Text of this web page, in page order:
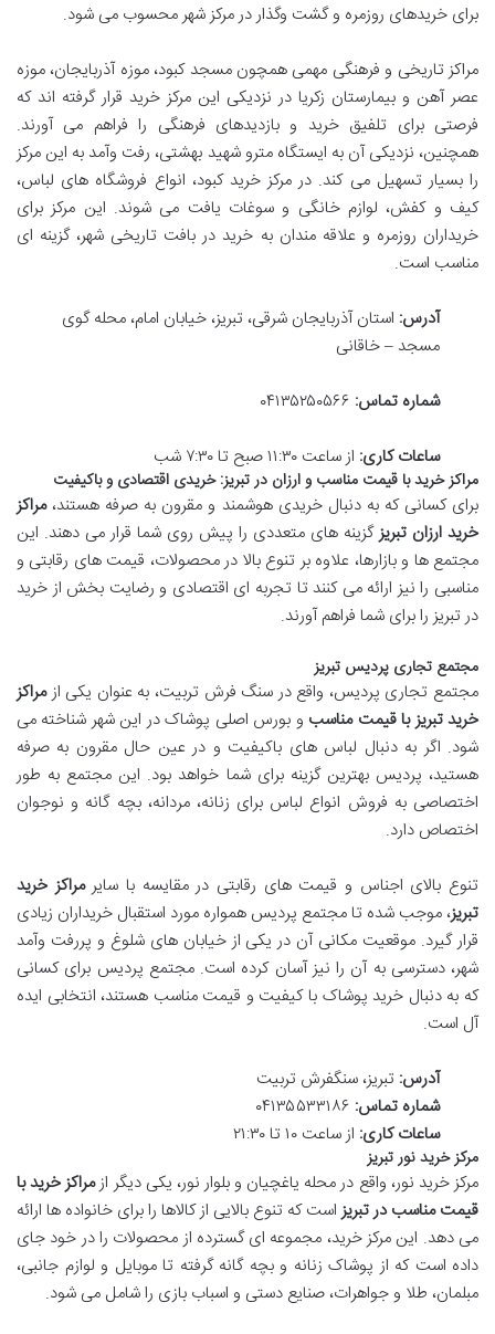
برای خریدهای روزمره و گشت وگذار در مرکز شهر محسوب می شود.
مراکز تاریخی و فرهنگی مهمی همچون مسجد کبود، موزه آذربایجان، موزه
عصر آهن و بیمارستان زکریا در نزدیکی این مرکز خرید قرار گرفته اند که
فرصتی برای تلفیق خرید و بازدیدهای فرهنگی را فراهم می آورند.
همچنین، نزدیکی آن به ایستگاه مترو شهید بهشتی، رفت وآمد به این مرکز
را بسیار تسهیل می کند. در مرکز خرید کبود، انواع فروشگاه های لباس،
کیف و کفش، لوازم خانگی و سوغات یافت می شوند. این مرکز برای
خریداران روزمره و علاقه مندان به خرید در بافت تاریخی شهر، گزینه ای
مناسب است.
آدرس: استان آذربایجان شرقی، تبریز، خیابان امام، محله گوی
مسجد – خاقانی
شماره تماس:
ساعات کاری: از ساعت ۱۱:۳۰ صبح تا ۷:۳۰ شب
مراکز خرید با قیمت مناسب و ارزان در تبریز: خریدی اقتصادی و باکیفیت
برای کسانی که به دنبال خریدی هوشمند و مقرون به صرفه هستند،مراکز
خرید ارزان تبریزگزینه های متعددی را پیش روی شما قرار می دهند. این
مجتمع ها و بازارها، علاوه بر تنوع بالا در محصولات، قیمت های رقابتی و
مناسبی را نیز ارائه می کنند تا تجربه ای اقتصادی و رضایت بخش از خرید
در تبریز را برای شما فراهم آورند.
مجتمع تجاری پردیس تبریز
مجتمع تجاری پردیس، واقع در سنگ فرش تربیت، به عنوان یکی ازمراکز
خرید تبریز با قیمت مناسب و بورس اصلی پوشاک در این شهر شناخته می
شود. اگر به دنبال لباس های باکیفیت و در عین حال مقرون به صرفه
هستید، پردیس بهترین گزینه برای شما خواهد بود. این مجتمع به طور
اختصاصی به فروش انواع لباس برای زنانه، مردانه، بچه گانه و نوجوان
اختصاص دارد.
تنوع بالای اجناس و قیمت های رقابتی در مقایسه با سایرمراکز خرید
تبریز، موجب شده تا مجتمع پردیس همواره مورد استقبال خریداران زیادی
قرار گیرد. موقعیت مکانی آن در یکی از خیابان های شلوغ و پررفت وآمد
شهر، دسترسی به آن را نیز آسان کرده است. مجتمع پردیس برای کسانی
که به دنبال خرید پوشاک با کیفیت و قیمت مناسب هستند، انتخابی ایده
آل است.
آدرس: تبریز، سنگفرش تربیت
شماره تماس:
ساعات کاری: از ساعت ۱۰ تا ۲۱:۳۰
مرکز خرید نور تبریز
مرکز خرید نور، واقع در محله یاغچیان و بلوار نور، یکی دیگر ازمراکز خرید با
قیمت مناسب در تبریزاست که تنوع بالایی از کالاها را برای خانواده ها ارائه
می دهد. این مرکز خرید، مجموعه ای گسترده از محصولات را در خود جای
داده است که از پوشاک زنانه و بچه گانه گرفته تا موبایل و لوازم جانبی،
مبلمان، طلا و جواهرات، صنایع دستی و اسباب بازی را شامل می شود.